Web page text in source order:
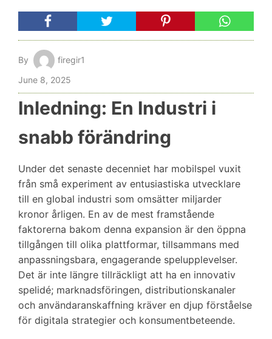
By
firegir1
June 8, 2025
Inledning: En Industri i
snabb förändring
Under det senaste decenniet har mobilspel vuxit
från små experiment av entusiastiska utvecklare
till en global industri som omsätter miljarder
kronor årligen. En av de mest framstående
faktorerna bakom denna expansion är den öppna
tillgången till olika plattformar, tillsammans med
anpassningsbara, engagerande spelupplevelser.
Det är inte längre tillräckligt att ha en innovativ
spelidé; marknadsföringen, distributionskanaler
och användaranskaffning kräver en djup förståelse
för digitala strategier och konsumentbeteende.